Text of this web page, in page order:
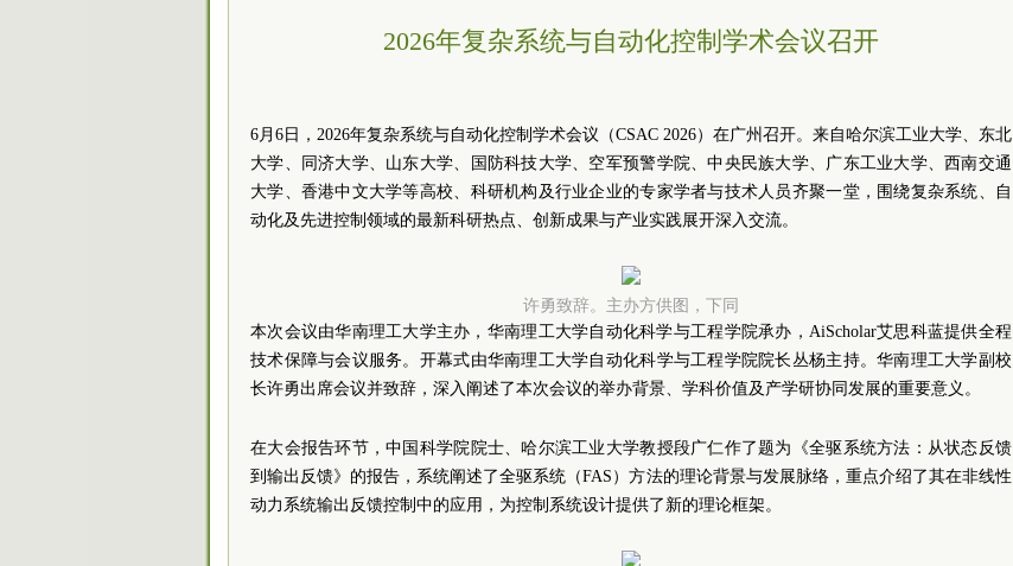
2026年复杂系统与自动化控制学术会议召开
6月6日，2026年复杂系统与自动化控制学术会议（CSAC 2026）在广州召开。来自哈尔滨工业大学、东北
大学、同济大学、山东大学、国防科技大学、空军预警学院、中央民族大学、广东工业大学、西南交通
大学、香港中文大学等高校、科研机构及行业企业的专家学者与技术人员齐聚一堂，围绕复杂系统、自
动化及先进控制领域的最新科研热点、创新成果与产业实践展开深入交流。
许勇致辞。主办方供图，下同
本次会议由华南理工大学主办，华南理工大学自动化科学与工程学院承办，AiScholar艾思科蓝提供全程
技术保障与会议服务。开幕式由华南理工大学自动化科学与工程学院院长丛杨主持。华南理工大学副校
长许勇出席会议并致辞，深入阐述了本次会议的举办背景、学科价值及产学研协同发展的重要意义。
在大会报告环节，中国科学院院士、哈尔滨工业大学教授段广仁作了题为《全驱系统方法：从状态反馈
到输出反馈》的报告，系统阐述了全驱系统（FAS）方法的理论背景与发展脉络，重点介绍了其在非线性
动力系统输出反馈控制中的应用，为控制系统设计提供了新的理论框架。